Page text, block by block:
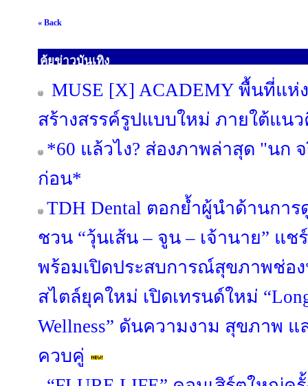
« Back
คุ้ยข่าวบันเทิง
MUSE [X] ACADEMY พื้นที่แห่
สร้างสรรค์รูปแบบใหม่ ภายใต้แนว
*60 แล้วไง? ส่องภาพล่าสุด "นก
ก่อน*
TDH Dental ตอกย้ำผู้นำด้านกา
ชวน “วุ้นเส้น – จูน – เจ้านาย” แ
พร้อมเปิดประสบการณ์สุขภาพช่อ
สไตล์ยุคใหม่ เปิดเทรนด์ใหม่
Wellness” ดันความงาม สุขภาพ
ควบคู่